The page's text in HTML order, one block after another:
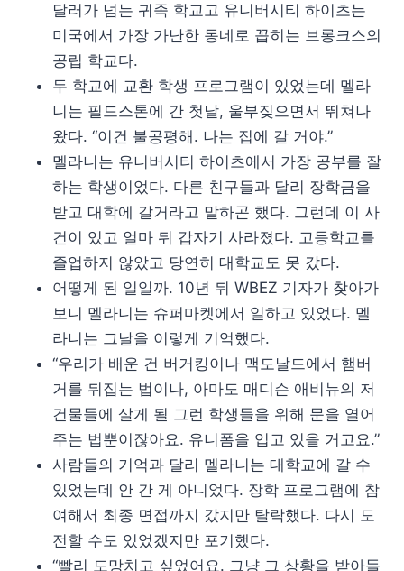
달러가 넘는 귀족 학교고 유니버시티 하이츠는
미국에서 가장 가난한 동네로 꼽히는 브롱크스의
공립 학교다.
두 학교에 교환 학생 프로그램이 있었는데 멜라
니는 필드스톤에 간 첫날, 울부짖으면서 뛰쳐나
왔다. “이건 불공평해. 나는 집에 갈 거야.”
멜라니는 유니버시티 하이츠에서 가장 공부를 잘
하는 학생이었다. 다른 친구들과 달리 장학금을
받고 대학에 갈거라고 말하곤 했다. 그런데 이 사
건이 있고 얼마 뒤 갑자기 사라졌다. 고등학교를
졸업하지 않았고 당연히 대학교도 못 갔다.
어떻게 된 일일까. 10년 뒤 WBEZ 기자가 찾아가
보니 멜라니는 슈퍼마켓에서 일하고 있었다. 멜
라니는 그날을 이렇게 기억했다.
“우리가 배운 건 버거킹이나 맥도날드에서 햄버
거를 뒤집는 법이나, 아마도 매디슨 애비뉴의 저
건물들에 살게 될 그런 학생들을 위해 문을 열어
주는 법뿐이잖아요. 유니폼을 입고 있을 거고요.”
사람들의 기억과 달리 멜라니는 대학교에 갈 수
있었는데 안 간 게 아니었다. 장학 프로그램에 참
여해서 최종 면접까지 갔지만 탈락했다. 다시 도
전할 수도 있었겠지만 포기했다.
“빨리 도망치고 싶었어요. 그냥 그 상황을 받아들